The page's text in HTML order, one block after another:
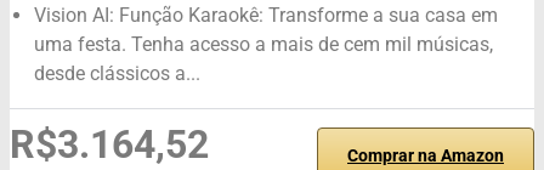
Vision AI: Função Karaokê: Transforme a sua casa em
uma festa. Tenha acesso a mais de cem mil músicas,
desde clássicos a...
R$3.164,52 Comprar na Amazon